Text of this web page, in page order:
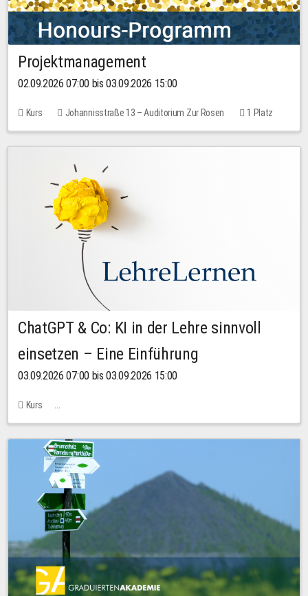
Projektmanagement
02.09.2026 07:00 bis 03.09.2026 15:00
Kurs Johannisstraße 13 – Auditorium Zur Rosen 1 Platz
ChatGPT & Co: KI in der Lehre sinnvoll
einsetzen – Eine Einführung
03.09.2026 07:00 bis 03.09.2026 15:00
Kurs
Bachstraße 18k - SR 102 (Seminarraum Servicestelle LehreLernen)